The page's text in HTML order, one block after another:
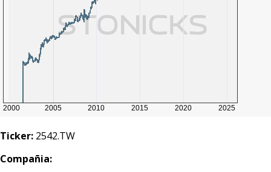
Ticker: 2542.TW
Compañia: